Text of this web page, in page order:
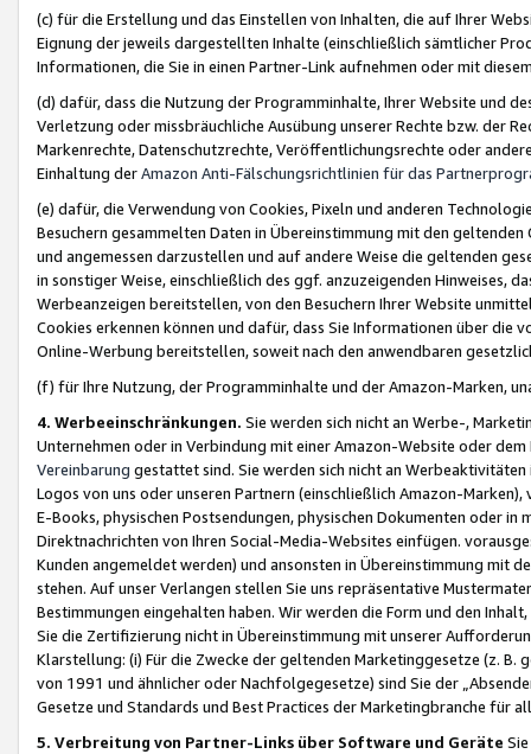
(c) für die Erstellung und das Einstellen von Inhalten, die auf Ihrer
Eignung der jeweils dargestellten Inhalte (einschließlich sämtlicher
Informationen, die Sie in einen Partner-Link aufnehmen oder mit
(d) dafür, dass die Nutzung der Programminhalte, Ihrer Website und
Verletzung oder missbräuchliche Ausübung unserer Rechte bzw. der
Markenrechte, Datenschutzrechte, Veröffentlichungsrechte oder
Einhaltung derAmazon Anti-Fälschungsrichtlinien für das
(e) dafür, die Verwendung von Cookies, Pixeln und anderen
Besuchern gesammelten Daten in Übereinstimmung mit den
und angemessen darzustellen und auf andere Weise die geltenden
in sonstiger Weise, einschließlich des ggf. anzuzeigenden Hinweises,
Werbeanzeigen bereitstellen, von den Besuchern Ihrer Website
Cookies erkennen können und dafür, dass Sie Informationen über die
Online-Werbung bereitstellen, soweit nach den anwendbaren
(f) für Ihre Nutzung, der Programminhalte und der Amazon-Marken,
4. Werbeeinschränkungen. Sie werden sich nicht an Werbe-,
Unternehmen oder in Verbindung mit einer Amazon-Website oder
Vereinbarung gestattet sind. Sie werden sich nicht an
Logos von uns oder unseren Partnern (einschließlich Amazon-
E-Books, physischen Postsendungen, physischen Dokumenten oder in
Direktnachrichten von Ihren Social-Media-Websites einfügen.
Kunden angemeldet werden) und ansonsten in Übereinstimmung mit
stehen. Auf unser Verlangen stellen Sie uns repräsentative
Bestimmungen eingehalten haben. Wir werden die Form und den
Sie die Zertifizierung nicht in Übereinstimmung mit unserer
Klarstellung: (i) Für die Zwecke der geltenden Marketinggesetze (z. B.
von 1991 und ähnlicher oder Nachfolgegesetze) sind Sie der
Gesetze und Standards und Best Practices der Marketingbranche für
5. Verbreitung von Partner-Links über Software und Geräte